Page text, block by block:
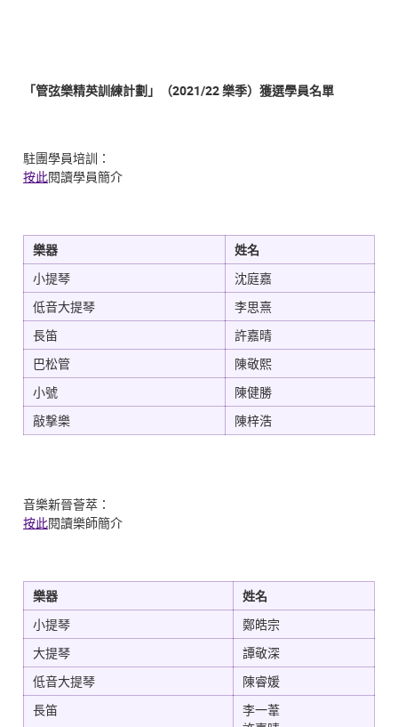
「管弦樂精英訓練計劃」（2021/22 樂季）獲選學員名單
駐團學員培訓：
按此閱讀學員簡介
樂器
姓名
小提琴
沈庭嘉
低音大提琴
李思熹
長笛
許嘉晴
巴松管
陳敬熙
小號
陳健勝
敲撃樂
陳梓浩
音樂新晉薈萃：
按此閱讀樂師簡介
樂器
姓名
小提琴
鄭皓宗
大提琴
譚敬深
低音大提琴
陳睿媛
長笛
李一葦